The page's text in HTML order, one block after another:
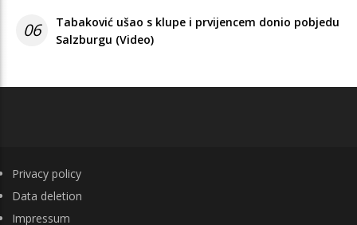
06
Tabaković ušao s klupe i prvijencem donio pobjedu
Salzburgu (Video)
FOOTER
Privacy policy
Data deletion
Impressum